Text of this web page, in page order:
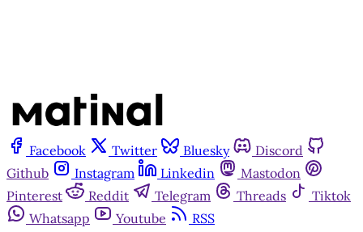
Facebook Twitter Bluesky
Discord
Github
Instagram Linkedin
Mastodon
Pinterest
Reddit Telegram Threads
Tiktok
Whatsapp
Youtube
RSS